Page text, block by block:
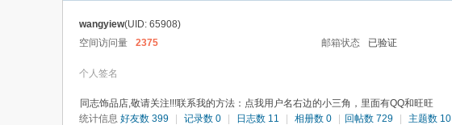
wangyiew(UID: 65908)
空间访问量
2375 邮箱状态 已验证
个人签名
同志饰品店,敬请关注!!!联系我的方法：点我用户名右边的小三角，里面有QQ和旺旺
统计信息 好友数 399 记录数 0 日志数 11 相册数 0 回帖数 729 主题数 10